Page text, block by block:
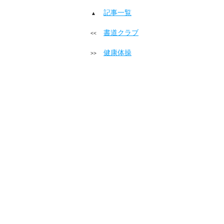
記事一覧
書道クラブ
健康体操